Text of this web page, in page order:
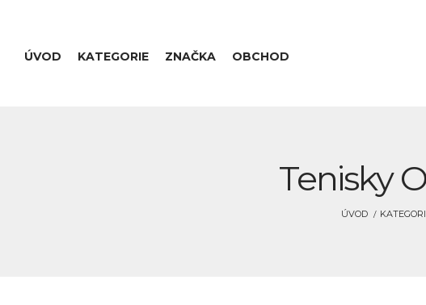
ÚVOD KATEGORIE ZNAČKA OBCHOD
Tenisky
ÚVOD